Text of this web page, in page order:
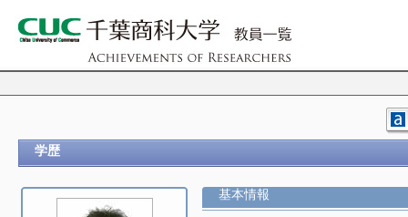
学歴
基本情報